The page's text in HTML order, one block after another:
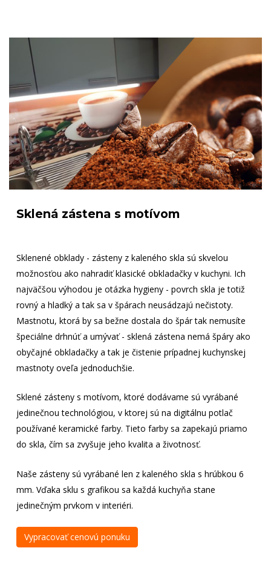
Sklená zástena s motívom
Sklenené obklady - zásteny z kaleného skla sú skvelou
možnosťou ako nahradiť klasické obkladačky v kuchyni. Ich
najväčšou výhodou je otázka hygieny - povrch skla je totiž
rovný a hladký a tak sa v špárach neusádzajú nečistoty.
Mastnotu, ktorá by sa bežne dostala do špár tak nemusíte
špeciálne drhnúť a umývať - sklená zástena nemá špáry ako
obyčajné obkladačky a tak je čistenie prípadnej kuchynskej
mastnoty oveľa jednoduchšie.
Sklené zásteny s motívom, ktoré dodávame sú vyrábané
jedinečnou technológiou, v ktorej sú na digitálnu potlač
používané keramické farby. Tieto farby sa zapekajú priamo
do skla, čím sa zvyšuje jeho kvalita a životnosť.
Naše zásteny sú vyrábané len z kaleného skla s hrúbkou 6
mm. Vďaka sklu s grafikou sa každá kuchyňa stane
jedinečným prvkom v interiéri.
Vypracovať cenovú ponuku